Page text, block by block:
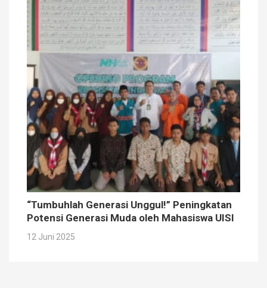
“Tumbuhlah Generasi Unggul!” Peningkatan
Potensi Generasi Muda oleh Mahasiswa UISI
12 Juni 2025